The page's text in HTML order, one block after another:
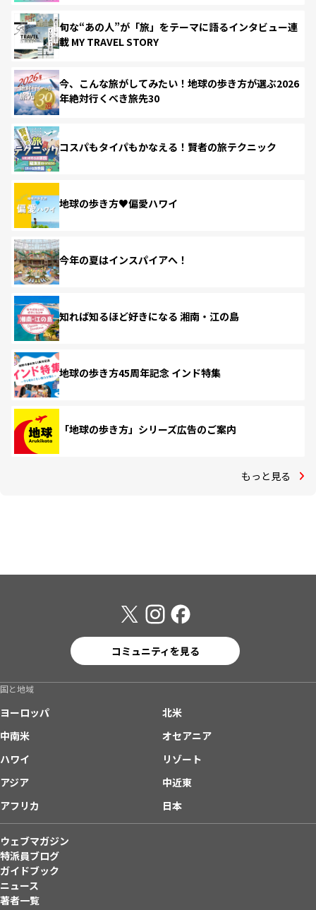
旬な“あの人”が「旅」をテーマに語るインタビュー連
載 MY TRAVEL STORY
今、こんな旅がしてみたい！地球の歩き方が選ぶ2026
年絶対行くべき旅先30
コスパもタイパもかなえる！賢者の旅テクニック
地球の歩き方♥偏愛ハワイ
今年の夏はインスパイアへ！
知れば知るほど好きになる 湘南・江の島
地球の歩き方45周年記念 インド特集
「地球の歩き方」シリーズ広告のご案内
もっと見る
コミュニティを見る
国と地域
ヨーロッパ
北米
中南米
オセアニア
ハワイ
リゾート
アジア
中近東
アフリカ
日本
ウェブマガジン
特派員ブログ
ガイドブック
ニュース
著者一覧